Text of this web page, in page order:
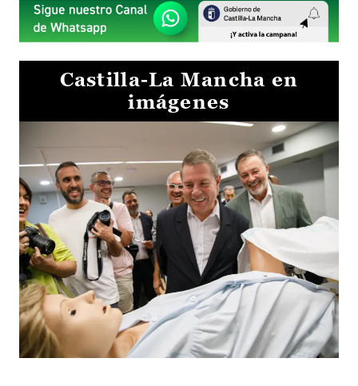
Castilla-La Mancha en
imágenes